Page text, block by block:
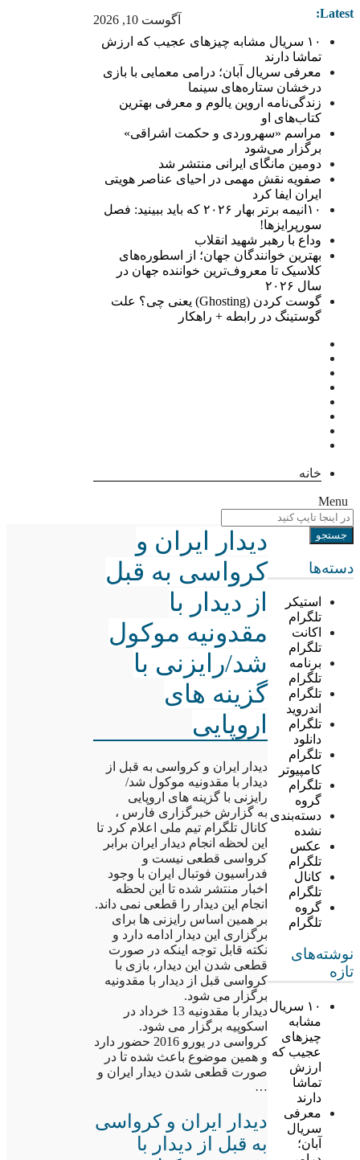
آگوست 10, 2026 Latest:
۱۰ سریال مشابه چیزهای عجیب که ارزش
تماشا دارند
معرفی سریال آبان؛ درامی معمایی با بازی
درخشان ستاره‌های سینما
زندگی‌نامه اروین یالوم و معرفی بهترین
کتاب‌های او
مراسم «سهروردی و حکمت اشراقی»
برگزار می‌شود
دومین مانگای ایرانی منتشر شد
صفویه نقش مهمی در احیای عناصر هویتی
ایران ایفا کرد
۱۰انیمه برتر بهار ۲۰۲۶ که باید ببینید: فصل
سورپرایزها!
وداع با رهبر شهید انقلاب
بهترین خوانندگان جهان؛ از اسطوره‌های
کلاسیک تا معروف‌ترین خواننده جهان در
سال ۲۰۲۶
گوست کردن (Ghosting) یعنی چی؟ علت
گوستینگ در رابطه + راهکار
خانه
Menu
دسته‌ها
استیکر
تلگرام
اکانت
تلگرام
برنامه
تلگرام
تلگرام
اندروید
تلگرام
دانلود
تلگرام
کامپیوتر
تلگرام
گروه
دسته‌بندی
نشده
عکس
تلگرام
کانال
تلگرام
گروه
تلگرام
نوشته‌های
تازه
۱۰ سریال
مشابه
چیزهای
عجیب که
ارزش
تماشا
دارند
معرفی
سریال
آبان؛
دیدار ایران و
کرواسی به قبل
از دیدار با
مقدونیه موکول
شد/رایزنی با
گزینه های
اروپایی
دیدار ایران و کرواسی به قبل از
دیدار با مقدونیه موکول شد/
رایزنی با گزینه های اروپایی
به گزارش خبرگزاری فارس ،
کانال تلگرام تیم ملی اعلام کرد تا
این لحظه انجام دیدار ایران برابر
کرواسی قطعی نیست و
فدراسیون فوتبال ایران با وجود
اخبار منتشر شده تا این لحظه
انجام این دیدار را قطعی نمی داند.
بر همین اساس رایزنی ها برای
برگزاری این دیدار ادامه دارد و
نکته قابل توجه اینکه در صورت
قطعی شدن این دیدار، بازی با
کرواسی قبل از دیدار با مقدونیه
برگزار می شود.
دیدار با مقدونیه 13 خرداد در
اسکوپیه برگزار می شود.
کرواسی در یورو 2016 حضور دارد
و همین موضوع باعث شده تا در
صورت قطعی شدن دیدار ایران و
…
دیدار ایران و کرواسی
به قبل از دیدار با